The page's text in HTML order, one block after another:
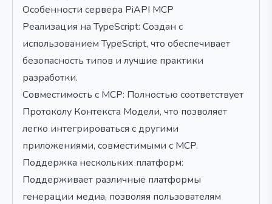
Особенности сервера PiAPI MCP
Реализация на TypeScript: Создан с
использованием TypeScript, что обеспечивает
безопасность типов и лучшие практики
разработки.
Совместимость с MCP: Полностью соответствует
Протоколу Контекста Модели, что позволяет
легко интегрироваться с другими
приложениями, совместимыми с MCP.
Поддержка нескольких платформ:
Поддерживает различные платформы
генерации медиа, позволяя пользователям